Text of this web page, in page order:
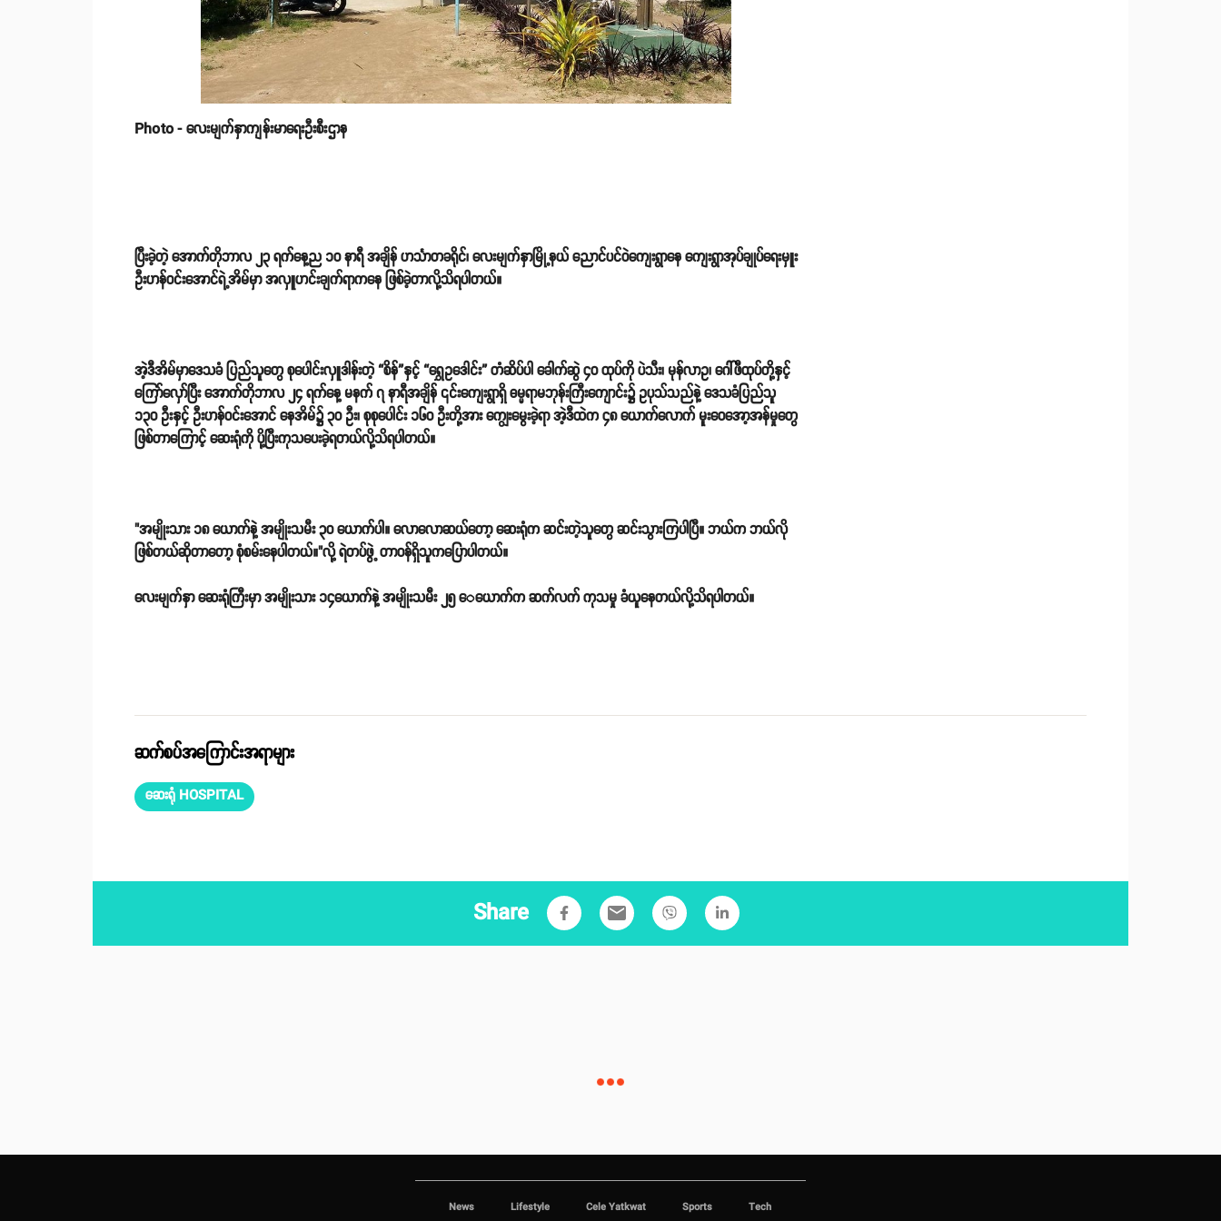
Photo - လေးမျက်နှာကျန်းမာရေးဦးစီးဌာန
ပြီးခဲ့တဲ့ အောက်တိုဘာလ ၂၃ ရက်နေ့ည ၁၀ နာရီ အချိန် ဟင်္သာတခရိုင်၊ လေးမျက်နှာမြို့နယ် ညောင်ပင်ဝဲကျေးရွာနေ ကျေးရွာအုပ်ချုပ်ရေးမှူး
ဦးဟန်ဝင်းအောင်ရဲ့အိမ်မှာ အလှူဟင်းချက်ရာကနေ ဖြစ်ခဲ့တာလို့သိရပါတယ်။
အဲ့ဒီအိမ်မှာဒေသခံ ပြည်သူတွေ စုပေါင်းလှူဒါန်းတဲ့ “စိန်”နှင့် “ရွှေဥဒေါင်း” တံဆိပ်ပါ ခေါက်ဆွဲ ၄၀ ထုပ်ကို ပဲသီး၊ မုန်လာဥ၊ ဂေါ်ဖီထုပ်တို့နှင့်
ကြော်လှော်ပြီး အောက်တိုဘာလ ၂၄ ရက်နေ့ မနက် ၇ နာရီအချိန် ၎င်းကျေးရွာရှိ ဓမ္မရာမဘုန်းကြီးကျောင်း၌ ဥပုသ်သည်နဲ့ ဒေသခံပြည်သူ
၁၃၀ ဦးနှင့် ဦးဟန်ဝင်းအောင် နေအိမ်၌ ၃၀ ဦး၊ စုစုပေါင်း ၁၆၀ ဦးတို့အား ကျွေးမွေးခဲ့ရာ အဲ့ဒီထဲက ၄၈ ယောက်လောက် မူးဝေအော့အန်မှုတွေ
ဖြစ်တာကြောင့် ဆေးရုံကို ပို့ပြီးကုသပေးခဲ့ရတယ်လို့သိရပါတယ်။
"အမျိုးသား ၁၈ ယောက်နဲ့ အမျိုးသမီး ၃၀ ယောက်ပါ။ လောလောဆယ်တော့ ဆေးရုံက ဆင်းတဲ့သူတွေ ဆင်းသွားကြပါပြီ။ ဘယ်က ဘယ်လို
ဖြစ်တယ်ဆိုတာတော့ စုံစမ်းနေပါတယ်။"လို့ ရဲတပ်ဖွဲ့ တာဝန်ရှိသူကပြောပါတယ်။
လေးမျက်နှာ ဆေးရုံကြီးမှာ အမျိုးသား ၁၄ယောက်နဲ့ အမျိုးသမီး ၂၅ ေယောက်က ဆက်လက် ကုသမှု ခံယူနေတယ်လို့သိရပါတယ်။
ဆက်စပ်အကြောင်းအရာများ
ဆေးရုံ HOSPITAL
Share email
News Lifestyle Cele Yatkwat Sports Tech